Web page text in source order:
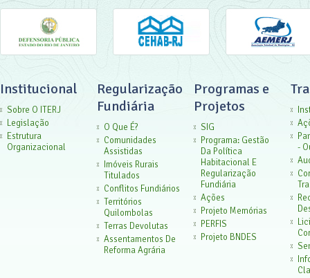
Institucional
Sobre O ITERJ
Legislação
Estrutura
Organizacional
Regularização
Fundiária
O Que É?
Comunidades
Assistidas
Imóveis Rurais
Titulados
Conflitos Fundiários
Territórios
Quilombolas
Terras Devolutas
Assentamentos De
Reforma Agrária
Programas e
Projetos
SIG
Programa: Gestão
Da Política
Habitacional E
Regularização
Fundiária
Ações
Projeto Memórias
PERFIS
Projeto BNDES
-